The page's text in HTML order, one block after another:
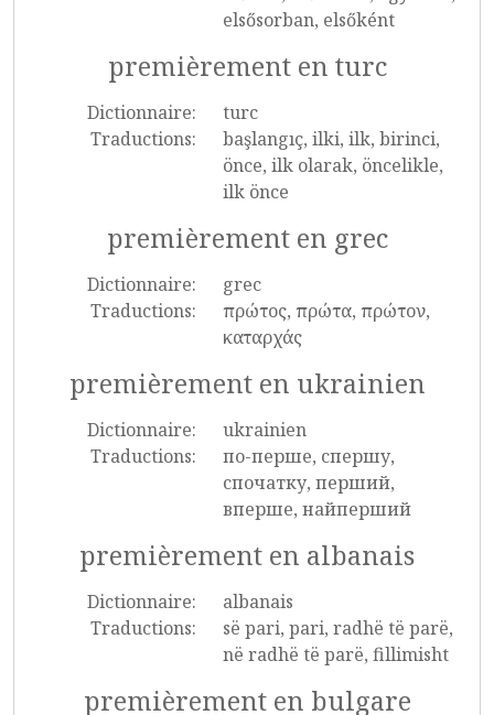
elsősorban, elsőként
premièrement en turc
Dictionnaire:
turc
Traductions:
başlangıç, ilki, ilk, birinci,
önce, ilk olarak, öncelikle,
ilk önce
premièrement en grec
Dictionnaire:
grec
Traductions:
πρώτος, πρώτα, πρώτον,
καταρχάς
premièrement en ukrainien
Dictionnaire:
ukrainien
Traductions:
по-перше, спершу,
спочатку, перший,
вперше, найперший
premièrement en albanais
Dictionnaire:
albanais
Traductions:
së pari, pari, radhë të parë,
në radhë të parë, fillimisht
premièrement en bulgare